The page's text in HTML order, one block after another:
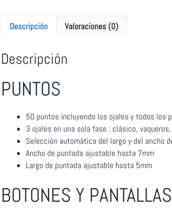
Descripción Valoraciones (0)
Descripción
PUNTOS
50 puntos incluyendo los ojales y todos los
3 ojales en una sola fase : clásico,
Selección automática del largo y del ancho
Ancho de puntada ajustable hasta 7mm
Largo de puntada ajustable hasta 5mm
BOTONES Y PANTALLAS